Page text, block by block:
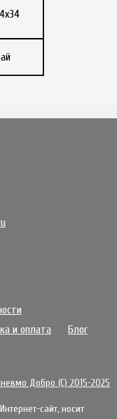
и оплата
Блог
Добро (С) 2015-2025
сайт, носит